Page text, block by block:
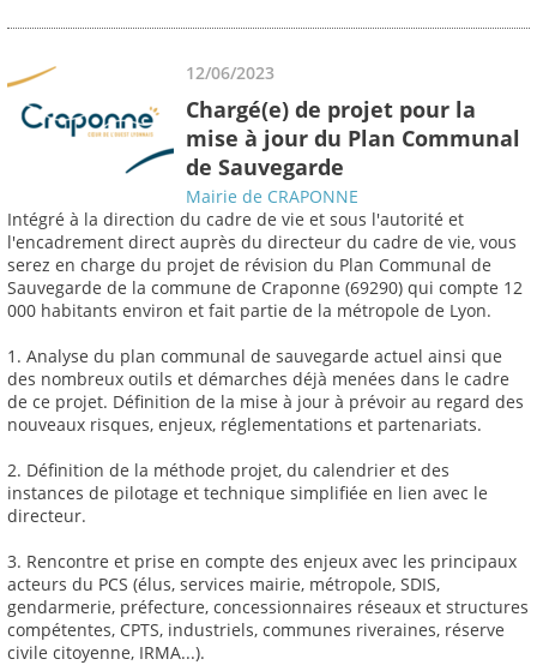
12/06/2023
Chargé(e) de projet pour la
mise à jour du Plan Communal
de Sauvegarde
Mairie de CRAPONNE
Intégré à la direction du cadre de vie et sous l'autorité et
l'encadrement direct auprès du directeur du cadre de vie, vous
serez en charge du projet de révision du Plan Communal de
Sauvegarde de la commune de Craponne (69290) qui compte 12
000 habitants environ et fait partie de la métropole de Lyon.
1. Analyse du plan communal de sauvegarde actuel ainsi que
des nombreux outils et démarches déjà menées dans le cadre
de ce projet. Définition de la mise à jour à prévoir au regard des
nouveaux risques, enjeux, réglementations et partenariats.
2. Définition de la méthode projet, du calendrier et des
instances de pilotage et technique simplifiée en lien avec le
directeur.
3. Rencontre et prise en compte des enjeux avec les principaux
acteurs du PCS (élus, services mairie, métropole, SDIS,
gendarmerie, préfecture, concessionnaires réseaux et structures
compétentes, CPTS, industriels, communes riveraines, réserve
civile citoyenne, IRMA...).